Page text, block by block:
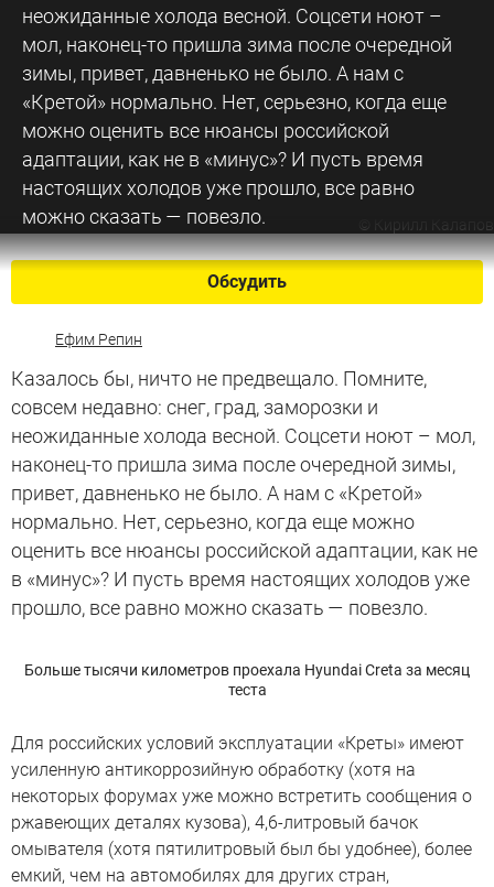
неожиданные холода весной. Соцсети ноют –
мол, наконец-то пришла зима после очередной
зимы, привет, давненько не было. А нам с
«Кретой» нормально. Нет, серьезно, когда еще
можно оценить все нюансы российской
адаптации, как не в «минус»? И пусть время
настоящих холодов уже прошло, все равно
можно сказать — повезло.
© Кирилл Калапов
Обсудить
Ефим Репин
Казалось бы, ничто не предвещало. Помните,
совсем недавно: снег, град, заморозки и
неожиданные холода весной. Соцсети ноют – мол,
наконец-то пришла зима после очередной зимы,
привет, давненько не было. А нам с «Кретой»
нормально. Нет, серьезно, когда еще можно
оценить все нюансы российской адаптации, как не
в «минус»? И пусть время настоящих холодов уже
прошло, все равно можно сказать — повезло.
Больше тысячи километров проехала Hyundai Creta за месяц
теста
Для российских условий эксплуатации «Креты» имеют
усиленную антикоррозийную обработку (хотя на
некоторых форумах уже можно встретить сообщения о
ржавеющих деталях кузова), 4,6-литровый бачок
омывателя (хотя пятилитровый был бы удобнее), более
емкий, чем на автомобилях для других стран,